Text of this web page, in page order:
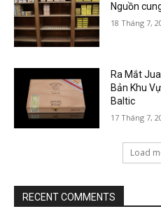
Nguồn
18 Tháng 7,
Ra Mắt
Bản Khu
Baltic
17 Tháng 7,
Load
RECENT COMMENTS